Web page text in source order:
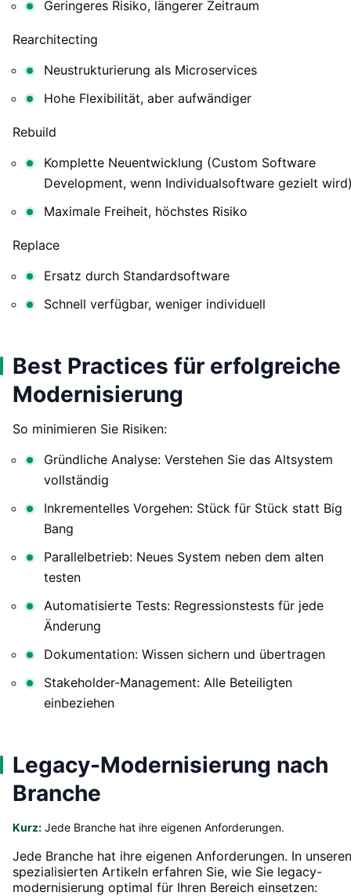
Geringeres Risiko, längerer Zeitraum
Rearchitecting
Neustrukturierung als Microservices
Hohe Flexibilität, aber aufwändiger
Rebuild
Komplette Neuentwicklung (Custom Software
Development, wenn Individualsoftware gezielt
Maximale Freiheit, höchstes Risiko
Replace
Ersatz durch Standardsoftware
Schnell verfügbar, weniger individuell
Best Practices für erfolgreiche
Modernisierung
So minimieren Sie Risiken:
Gründliche Analyse: Verstehen Sie das Altsystem
vollständig
Inkrementelles Vorgehen: Stück für Stück statt Big
Bang
Parallelbetrieb: Neues System neben dem alten
testen
Automatisierte Tests: Regressionstests für jede
Änderung
Dokumentation: Wissen sichern und übertragen
Stakeholder-Management: Alle Beteiligten
einbeziehen
Legacy-Modernisierung nach
Branche
Kurz: Jede Branche hat ihre eigenen Anforderungen.
Jede Branche hat ihre eigenen Anforderungen. In unseren
spezialisierten Artikeln erfahren Sie, wie Sie legacy-
modernisierung optimal für Ihren Bereich einsetzen: